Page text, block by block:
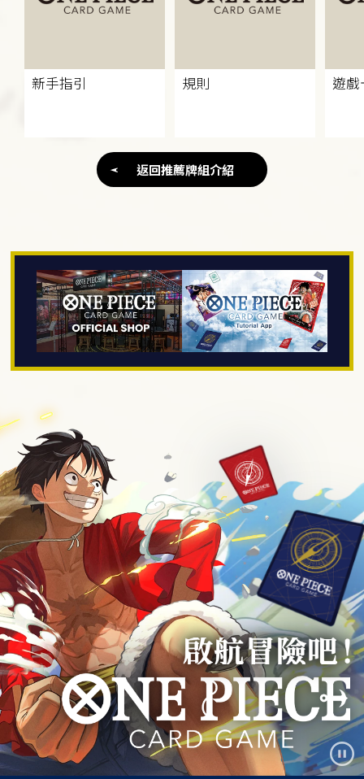
新手指引 規則 遊
返回推薦牌組介紹